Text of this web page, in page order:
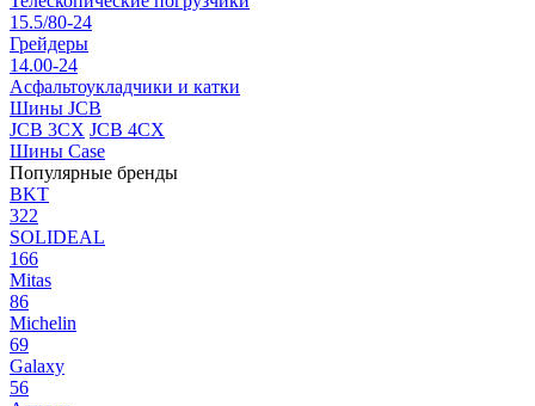
15.5/80-24
Грейдеры
14.00-24
Асфальтоукладчики и катки
Шины JCB
JCB 3CX JCB 4CX
Шины Case
Популярные бренды
BKT
322
SOLIDEAL
166
Mitas
86
Michelin
69
Galaxy
56